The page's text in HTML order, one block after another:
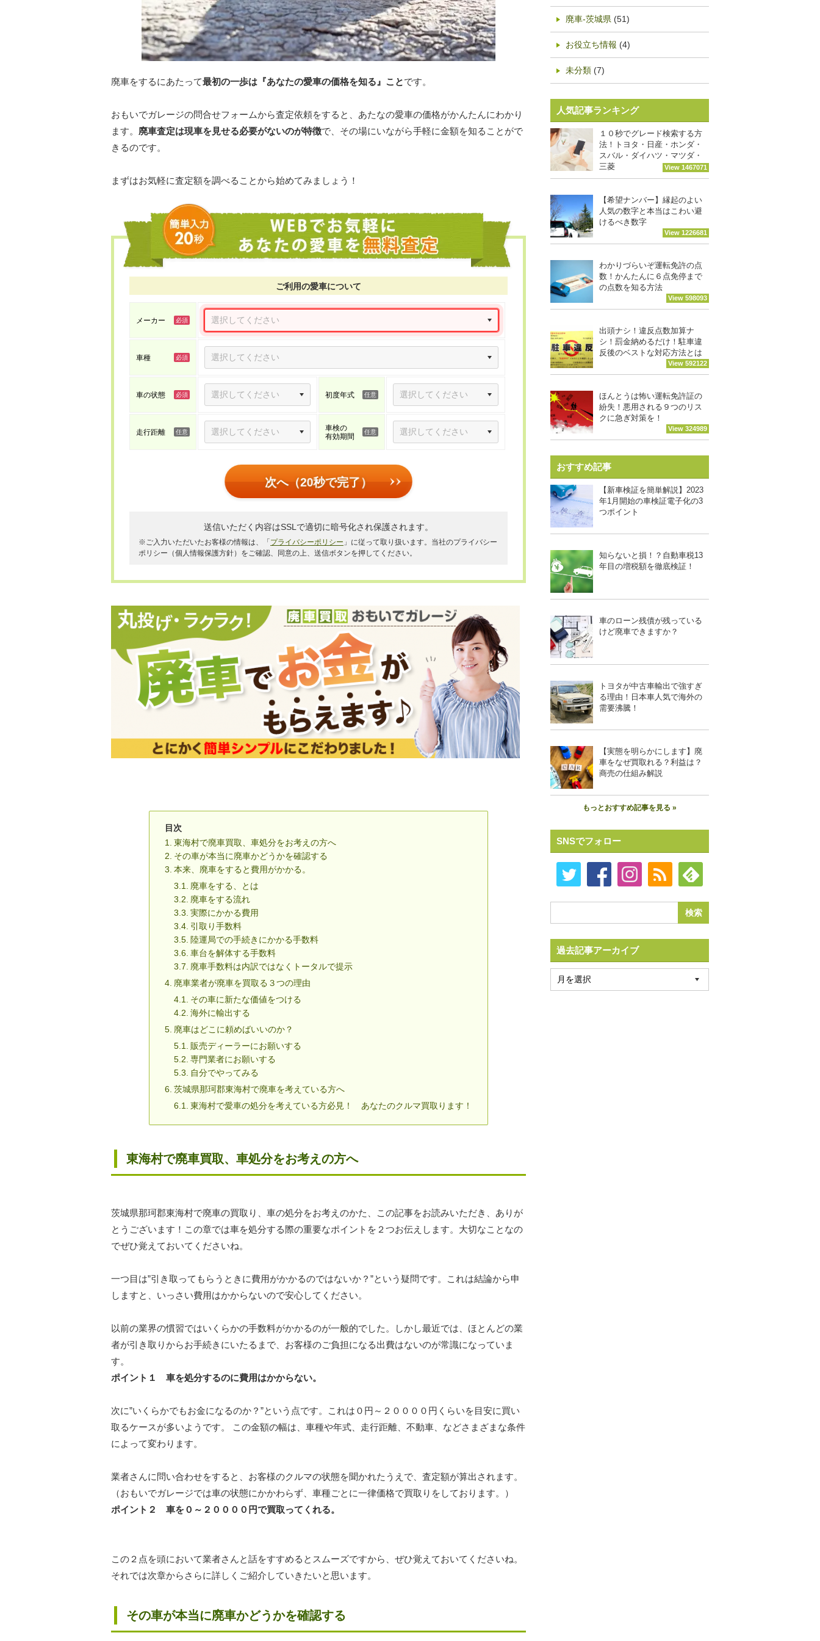
廃車をするにあたって最初の一歩は『あなたの愛車の価格を知る』ことです。
おもいでガレージの問合せフォームから査定依頼をすると、あたなの愛車の価格がかんたんにわかり
ます。 廃車査定は現車を見せる必要がないのが特徴で、その場にいながら手軽に金額を知ることがで
きるのです。
まずはお気軽に査定額を調べることから始めてみましょう！
ご利用の愛車について
メーカー
車種
車の状態 初度年式
走行距離
車検の
有効期間
次へ（20秒で完了）
送信いただく内容はSSLで適切に暗号化され保護されます。
※ご入力いただいたお客様の情報は、「 プライバシーポリシー 」に従って取り扱います。当社のプライバシー
ポリシー（個人情報保護方針）をご確認、同意の上、送信ボタンを押してください。
目次
東海村で廃車買取、車処分をお考えの方へ
その車が本当に廃車かどうかを確認する
本来、廃車をすると費用がかかる。
廃車をする、とは
廃車をする流れ
実際にかかる費用
引取り手数料
陸運局での手続きにかかる手数料
車台を解体する手数料
廃車手数料は内訳ではなくトータルで提示
廃車業者が廃車を買取る３つの理由
その車に新たな価値をつける
海外に輸出する
廃車はどこに頼めばいいのか？
販売ディーラーにお願いする
専門業者にお願いする
自分でやってみる
茨城県那珂郡東海村で廃車を考えている方へ
東海村で愛車の処分を考えている方必見！ あなたのクルマ買取ります！
東海村で廃車買取、車処分をお考えの方へ
茨城県那珂郡東海村で廃車の買取り、車の処分をお考えのかた、この記事をお読みいただき、ありが
とうございます！この章では車を処分する際の重要なポイントを２つお伝えします。大切なことなの
でぜひ覚えておいてくださいね。
一つ目は”引き取ってもらうときに費用がかかるのではないか？”という疑問です。これは結論から申
しますと、いっさい費用はかからないので安心してください。
以前の業界の慣習ではいくらかの手数料がかかるのが一般的でした。しかし最近では、ほとんどの業
者が引き取りからお手続きにいたるまで、お客様のご負担になる出費はないのが常識になっていま
す。
ポイント１ 車を処分するのに費用はかからない。
次に”いくらかでもお金になるのか？”という点です。これは０円～２００００円くらいを目安に買い
取るケースが多いようです。 この金額の幅は、車種や年式、走行距離、不動車、などさまざまな条件
によって変わります。
業者さんに問い合わせをすると、お客様のクルマの状態を聞かれたうえで、査定額が算出されます。
（おもいでガレージでは車の状態にかかわらず、車種ごとに一律価格で買取りをしております。）
ポイント２ 車を０～２００００円で買取ってくれる。
この２点を頭において業者さんと話をすすめるとスムーズですから、ぜひ覚えておいてくださいね。
それでは次章からさらに詳しくご紹介していきたいと思います。
その車が本当に廃車かどうかを確認する
廃車-茨城県 (51)
お役立ち情報 (4)
未分類 (7)
人気記事ランキング
１０秒でグレード検索する方
法！トヨタ・日産・ホンダ・
スバル・ダイハツ・マツダ・
三菱
View 1467071
【希望ナンバー】縁起のよい
人気の数字と本当はこわい避
けるべき数字
View 1226681
わかりづらいぞ運転免許の点
数！かんたんに６点免停まで
の点数を知る方法
View 598093
出頭ナシ！違反点数加算ナ
シ！罰金納めるだけ！駐車違
反後のベストな対応方法とは
View 592122
ほんとうは怖い運転免許証の
紛失！悪用される９つのリス
クに急ぎ対策を！
View 324989
おすすめ記事
【新車検証を簡単解説】2023
年1月開始の車検証電子化の3
つポイント
知らないと損！？自動車税13
年目の増税額を徹底検証！
車のローン残債が残っている
けど廃車できますか？
トヨタが中古車輸出で強すぎ
る理由！日本車人気で海外の
需要沸騰！
【実態を明らかにします】廃
車をなぜ買取れる？利益は？
商売の仕組み解説
もっとおすすめ記事を見る »
SNSでフォロー
過去記事アーカイブ